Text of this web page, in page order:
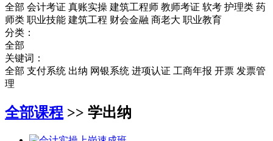
全部 会计考证 真账实操 建筑工程师 教师考证 软考 护理类 药
师类 职业技能 建筑工程 财会金融 商老大 职业教育
分类：
全部
关键词：
全部 支付系统 出纳 网银系统 进项认证 工商年报 开票 发票管
理
全部课程 >> 学出纳